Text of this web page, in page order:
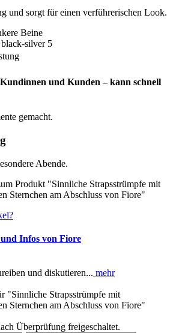
und sorgt für einen verführerischen Look.
Beine
black-silver 5
Kundinnen und Kunden – kann schnell
gemacht.
Abende.
Produkt "Sinnliche Strapsstrümpfe mit
Sternchen am Abschluss von Fiore"
Infos von Fiore
und diskutieren... mehr
"Sinnliche Strapsstrümpfe mit
Sternchen am Abschluss von Fiore"
Überprüfung freigeschaltet.